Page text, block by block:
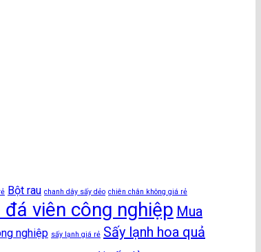
Bột rau chanh dây sấy dẻo chiên chân không giá rẻ
đá viên công nghiệp Mua
nghiệp sấy lạnh giá rẻ Sấy lạnh hoa quả